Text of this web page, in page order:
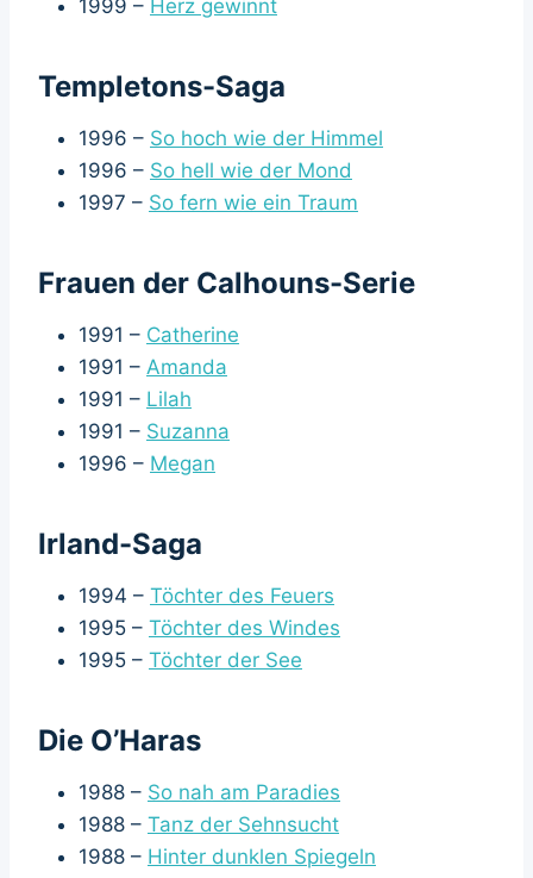
1999 – Herz gewinnt
Templetons-Saga
1996 – So hoch wie der Himmel
1996 – So hell wie der Mond
1997 – So fern wie ein Traum
Frauen der Calhouns-Serie
1991 – Catherine
1991 – Amanda
1991 – Lilah
1991 – Suzanna
1996 – Megan
Irland-Saga
1994 – Töchter des Feuers
1995 – Töchter des Windes
1995 – Töchter der See
Die O’Haras
1988 – So nah am Paradies
1988 – Tanz der Sehnsucht
1988 – Hinter dunklen Spiegeln